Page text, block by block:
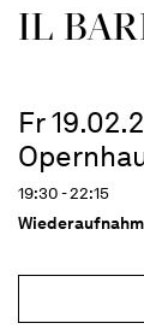
IL
Fr
19:30 - 22:15